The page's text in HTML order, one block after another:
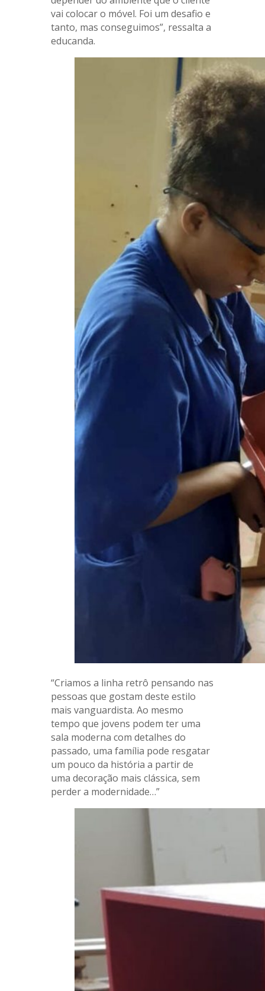
vai colocar o móvel. Foi um desafio e
tanto, mas conseguimos”, ressalta a
educanda.
“Criamos a linha retrô pensando nas
pessoas que gostam deste estilo
mais vanguardista. Ao mesmo
tempo que jovens podem ter uma
sala moderna com detalhes do
passado, uma família pode resgatar
um pouco da história a partir de
uma decoração mais clássica, sem
perder a modernidade…”